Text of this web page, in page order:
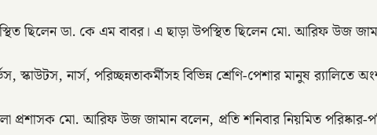
ছিলেন ডা. কে এম বাবর। এ ছাড়া উপস্থিত ছিলেন মো. আরিফ উজ
স্কাউটস, নার্স, পরিচ্ছন্নতাকর্মীসহ বিভিন্ন শ্রেণি-পেশার মানুষ র‍্যালিতে
প্রশাসক মো. আরিফ উজ জামান বলেন, প্রতি শনিবার নিয়মিত